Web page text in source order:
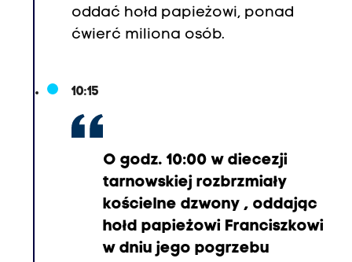
oddać hołd papieżowi, ponad
ćwierć miliona osób.
10:15
O godz. 10:00 w diecezji
tarnowskiej rozbrzmiały
kościelne dzwony , oddając
hołd papieżowi Franciszkowi
w dniu jego pogrzebu